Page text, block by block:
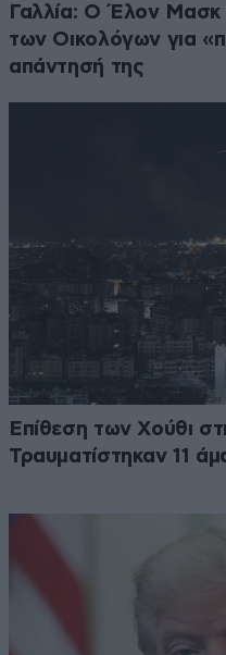
Γαλλία: Ο Έλον Μασκ
των Οικολόγων για
απάντησή της
Επίθεση των Χούθι
Τραυματίστηκαν 11